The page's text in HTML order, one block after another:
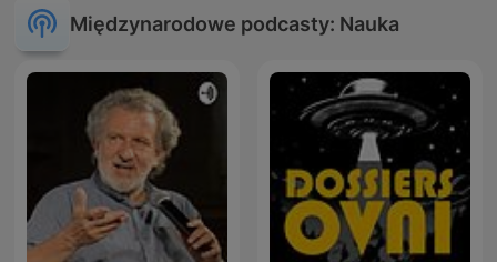
Międzynarodowe podcasty: Nauka